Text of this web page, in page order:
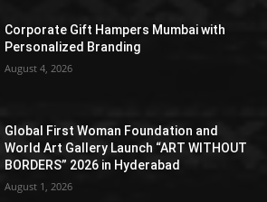
Corporate Gift Hampers Mumbai with
Personalized Branding
August 4, 2026
Global First Woman Foundation and
World Art Gallery Launch “ART WITHOUT
BORDERS” 2026 in Hyderabad
August 1, 2026